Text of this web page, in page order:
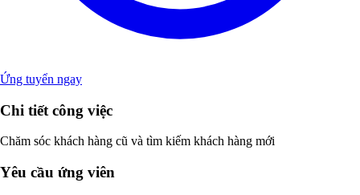
Ứng tuyển ngay
Chi tiết công việc
Chăm sóc khách hàng cũ và tìm kiếm khách hàng mới
Yêu cầu ứng viên